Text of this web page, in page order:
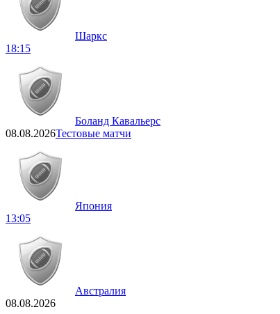
Шаркс
18:15
Боланд Кавальерс
08.08.2026Тестовые матчи
Япония
13:05
Австралия
08.08.2026